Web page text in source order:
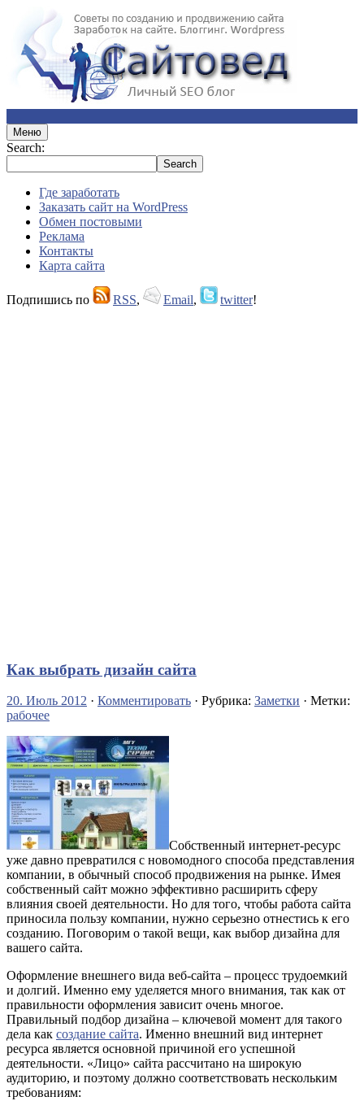
Меню
Search:
Где заработать
Заказать сайт на WordPress
Обмен постовыми
Реклама
Контакты
Карта сайта
Подпишись по RSS, Email, twitter!
Как выбрать дизайн сайта
20. Июль 2012 · Комментировать · Рубрика: Заметки · Метки:
рабочее
Собственный интернет-ресурс
уже давно превратился с новомодного способа представления
компании, в обычный способ продвижения на рынке. Имея
собственный сайт можно эффективно расширить сферу
влияния своей деятельности. Но для того, чтобы работа сайта
приносила пользу компании, нужно серьезно отнестись к его
созданию. Поговорим о такой вещи, как выбор дизайна для
вашего сайта.
Оформление внешнего вида веб-сайта – процесс трудоемкий
и долгий. Именно ему уделяется много внимания, так как от
правильности оформления зависит очень многое.
Правильный подбор дизайна – ключевой момент для такого
дела как создание сайта. Именно внешний вид интернет
ресурса является основной причиной его успешной
деятельности. «Лицо» сайта рассчитано на широкую
аудиторию, и поэтому должно соответствовать нескольким
требованиям: